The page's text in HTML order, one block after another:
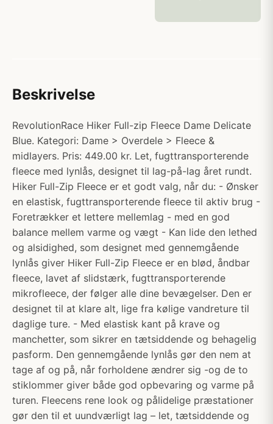
Beskrivelse
RevolutionRace Hiker Full-zip Fleece Dame Delicate
Blue. Kategori: Dame > Overdele > Fleece &
midlayers. Pris: 449.00 kr. Let, fugttransporterende
fleece med lynlås, designet til lag-på-lag året rundt.
Hiker Full-Zip Fleece er et godt valg, når du: - Ønsker
en elastisk, fugttransporterende fleece til aktiv brug -
Foretrækker et lettere mellemlag - med en god
balance mellem varme og vægt - Kan lide den lethed
og alsidighed, som designet med gennemgående
lynlås giver Hiker Full-Zip Fleece er en blød, åndbar
fleece, lavet af slidstærk, fugttransporterende
mikrofleece, der følger alle dine bevægelser. Den er
designet til at klare alt, lige fra kølige vandreture til
daglige ture. - Med elastisk kant på krave og
manchetter, som sikrer en tætsiddende og behagelig
pasform. Den gennemgående lynlås gør den nem at
tage af og på, når forholdene ændrer sig -og de to
stiklommer giver både god opbevaring og varme på
turen. Fleecens rene look og pålidelige præstationer
gør den til et uundværligt lag – let, tætsiddende og